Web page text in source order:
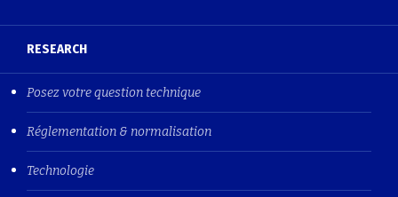
RESEARCH
Posez votre question technique
Réglementation & normalisation
Technologie